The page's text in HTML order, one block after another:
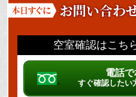
空室確認はこち
電話
すぐ確認したい